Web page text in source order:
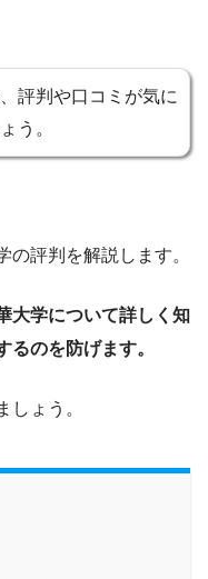
評判や口コミが気に
う。
評判を解説します。
大学について詳しく知
るのを防げます。
しょう。